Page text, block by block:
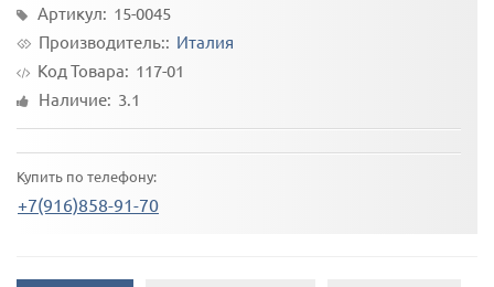
Артикул: 15-0045
Производитель:: Италия
Код Товара: 117-01
Наличие: 3.1
Купить по телефону:
+7(916)858-91-70